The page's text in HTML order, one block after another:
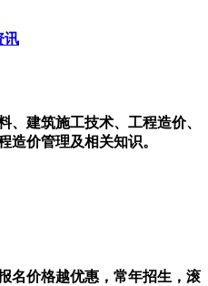
讯
、建筑施工技术、工程造价、
造价管理及相关知识。
名价格越优惠，常年招生，滚